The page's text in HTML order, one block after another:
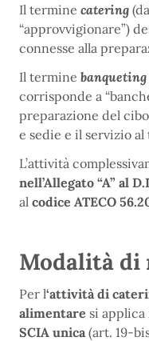
Il termine catering
“approvvigionare”)
connesse alla
Il termine banqueting
corrisponde a
preparazione del
e sedie e il servizio al
L’attività
nell’Allegato “A” al
al codice ATECO
Modalità di
Per l‘attività di
alimentare si applica
SCIA unica (art. 19-